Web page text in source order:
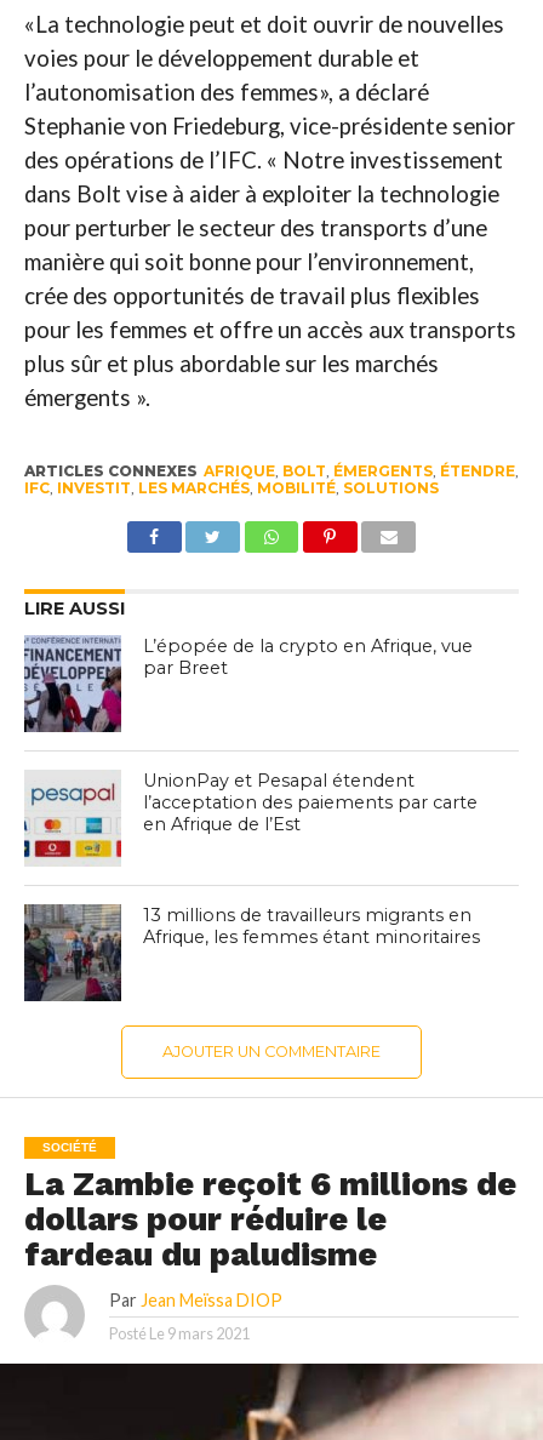
«La technologie peut et doit ouvrir de nouvelles
voies pour le développement durable et
l’autonomisation des femmes», a déclaré
Stephanie von Friedeburg, vice-présidente senior
des opérations de l’IFC. « Notre investissement
dans Bolt vise à aider à exploiter la technologie
pour perturber le secteur des transports d’une
manière qui soit bonne pour l’environnement,
crée des opportunités de travail plus flexibles
pour les femmes et offre un accès aux transports
plus sûr et plus abordable sur les marchés
émergents ».
ARTICLES CONNEXES AFRIQUE, BOLT, ÉMERGENTS, ÉTENDRE,
IFC, INVESTIT, LES MARCHÉS, MOBILITÉ, SOLUTIONS
LIRE AUSSI
L’épopée de la crypto en Afrique, vue
par Breet
UnionPay et Pesapal étendent
l’acceptation des paiements par carte
en Afrique de l’Est
13 millions de travailleurs migrants en
Afrique, les femmes étant minoritaires
AJOUTER UN COMMENTAIRE
SOCIÉTÉ
La Zambie reçoit 6 millions de
dollars pour réduire le
fardeau du paludisme
Par Jean Meïssa DIOP
Posté Le 9 mars 2021